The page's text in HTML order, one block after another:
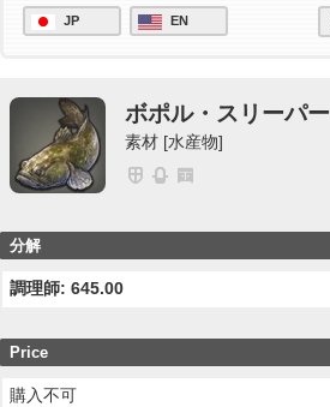
JP EN
ボポル・スリーパー
素材 [水産物]
分解
調理師: 645.00
Price
購入不可